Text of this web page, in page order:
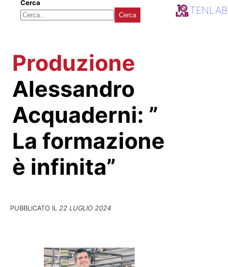
Cerca
Cerca TENLAB
Produzione
Alessandro
Acquaderni: ”
La formazione
è infinita”
PUBBLICATO IL 22 LUGLIO 2024